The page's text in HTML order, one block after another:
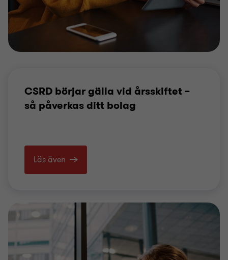
CSRD börjar gälla vid årsskiftet –
så påverkas ditt bolag
Läs även